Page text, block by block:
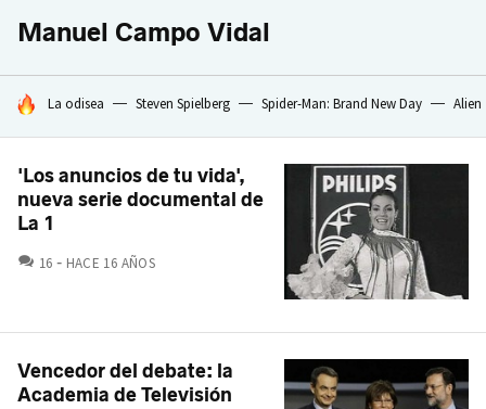
Manuel Campo Vidal
HOY SE HABLA DE
La odisea Steven Spielberg Spider-Man: Brand New Day Alien
'Los anuncios de tu vida',
nueva serie documental de
La 1
16 COMENTARIOS
HACE 16 AÑOS
Vencedor del debate: la
Academia de Televisión